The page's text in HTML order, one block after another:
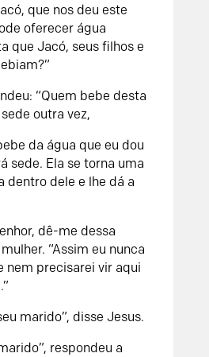
que nos deu este
oferecer água
que Jacó, seus filhos e
“Quem bebe desta
outra vez,
da água que eu dou
sede. Ela se torna uma
dentro dele e lhe dá a
dê-me dessa
“Assim eu nunca
nem precisarei vir aqui
marido”, disse Jesus.
respondeu a